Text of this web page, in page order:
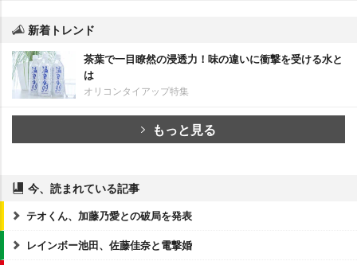
新着トレンド
茶葉で一目瞭然の浸透力！味の違いに衝撃を受ける水と
は
オリコンタイアップ特集
もっと見る
今、読まれている記事
テオくん、加藤乃愛との破局を発表
レインボー池田、佐藤佳奈と電撃婚